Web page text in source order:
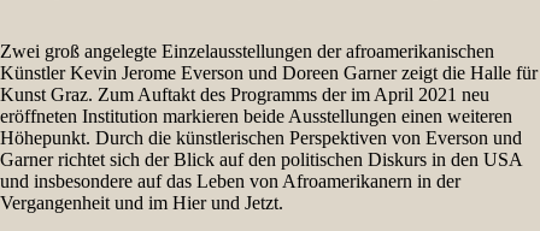
Zwei groß angelegte Einzelausstellungen der afroamerikanischen
Künstler Kevin Jerome Everson und Doreen Garner zeigt die Halle für
Kunst Graz. Zum Auftakt des Programms der im April 2021 neu
eröffneten Institution markieren beide Ausstellungen einen weiteren
Höhepunkt. Durch die künstlerischen Perspektiven von Everson und
Garner richtet sich der Blick auf den politischen Diskurs in den USA
und insbesondere auf das Leben von Afroamerikanern in der
Vergangenheit und im Hier und Jetzt.